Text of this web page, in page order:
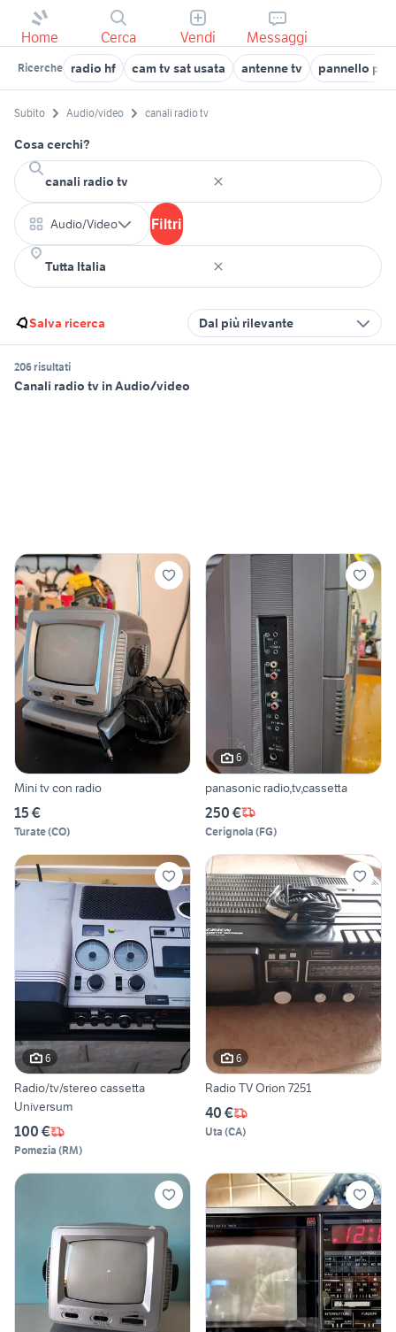
Home Cerca Vendi Messaggi
Ricerche radio hf cam tv sat usata antenne tv pannello
Subito Audio/video canali radio tv
Cosa cerchi?
Audio/Video Filtri
Salva ricerca Dal più rilevante
206 risultati
Canali radio tv in Audio/video
Mini tv con radio
15 €
Turate(CO)
6
panasonic radio,tv,cassetta
250 €
Cerignola (FG)
6
Radio/tv/stereo cassetta
Universum
100 €
Pomezia (RM)
6
Radio TV Orion 7251
40 €
Uta (CA)